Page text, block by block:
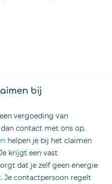
bij
vergoeding van
contact met ons op.
helpen je bij het claimen
krijgt een vast
dat je zelf geen energie
Je contactpersoon regelt